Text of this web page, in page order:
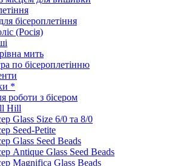
бісероплетіння
(Росія)
мить
по бісероплетінню
*
роботи з бісером
Hill
Glass Size 6/0 та 8/0
Seed-Petite
Glass Seed Beads
Antique Glass Seed Beads
Magnifica Glass Beads